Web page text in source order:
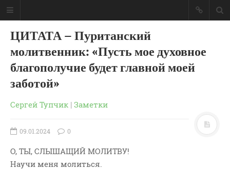
ЦИТАТА – Пуританский
молитвенник: «Пусть мое духовное
благополучие будет главной моей
заботой»
Сергей Тупчик | Заметки
09.01.2024 0
О, ТЫ, СЛЫШАЩИЙ МОЛИТВУ!
Научи меня молиться.